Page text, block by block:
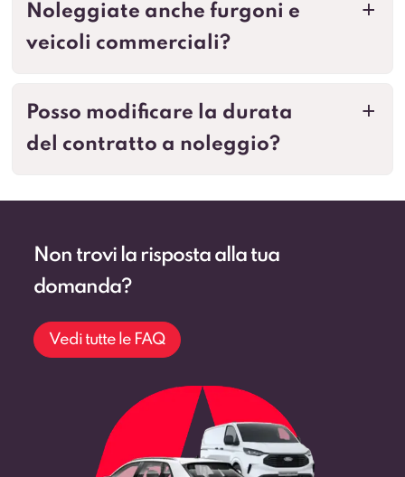
a
Noleggiate anche furgoni e
veicoli commerciali?
a
Posso modificare la durata
del contratto a noleggio?
Non trovi la risposta alla tua
domanda?
Vedi tutte le FAQ